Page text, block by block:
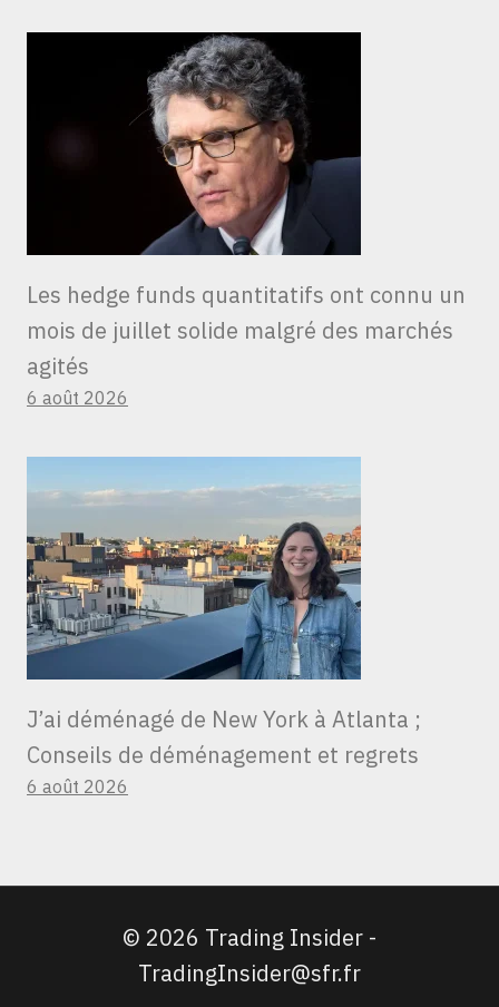
Les hedge funds quantitatifs ont connu un
mois de juillet solide malgré des marchés
agités
6 août 2026
J’ai déménagé de New York à Atlanta ;
Conseils de déménagement et regrets
6 août 2026
© 2026 Trading Insider -
TradingInsider@sfr.fr